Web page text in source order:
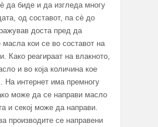
да биде и да изгледа многу
од составот, па сè до
доста пред да
масла кои се во составот на
Како реагираат на влакното,
и во која количина кое
На интернет има премногу
може да се направи масло
и секој може да направи.
производите се направени